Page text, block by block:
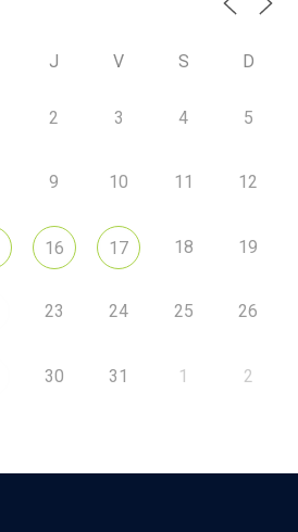
J V S D
2 3 4 5
9 10 11 12
16 17 18 19
23 24 25 26
30 31 1 2